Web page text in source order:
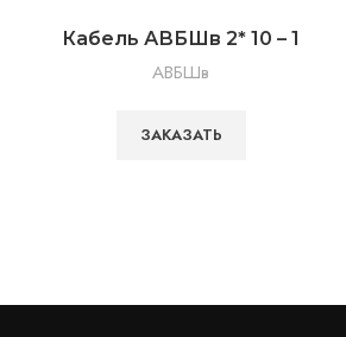
Кабель АВБШв 2* 10 – 1
АВБШв
ЗАКАЗАТЬ